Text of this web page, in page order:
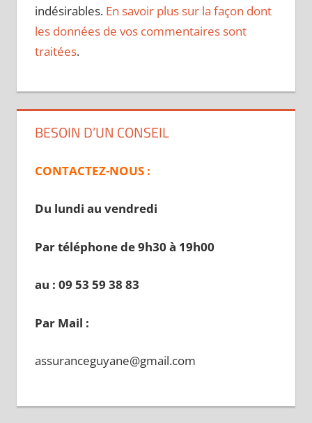
indésirables. En savoir plus sur la façon dont
les données de vos commentaires sont
traitées.
BESOIN D’UN CONSEIL
CONTACTEZ-NOUS :
Du lundi au vendredi
Par téléphone de 9h30 à 19h00
au : 09 53 59 38 83
Par Mail :
assuranceguyane@gmail.com